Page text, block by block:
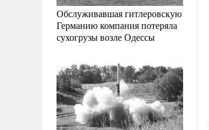
Обслуживавшая гитлеровскую
Германию компания потеряла
сухогрузы возле Одессы